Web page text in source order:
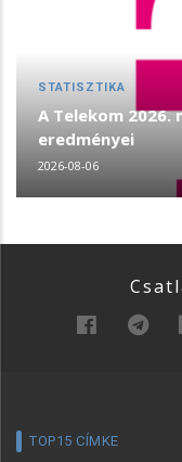
STATISZTIKA
A Telekom 2026.
eredményei
2026-08-06
TOP15 CÍMKE